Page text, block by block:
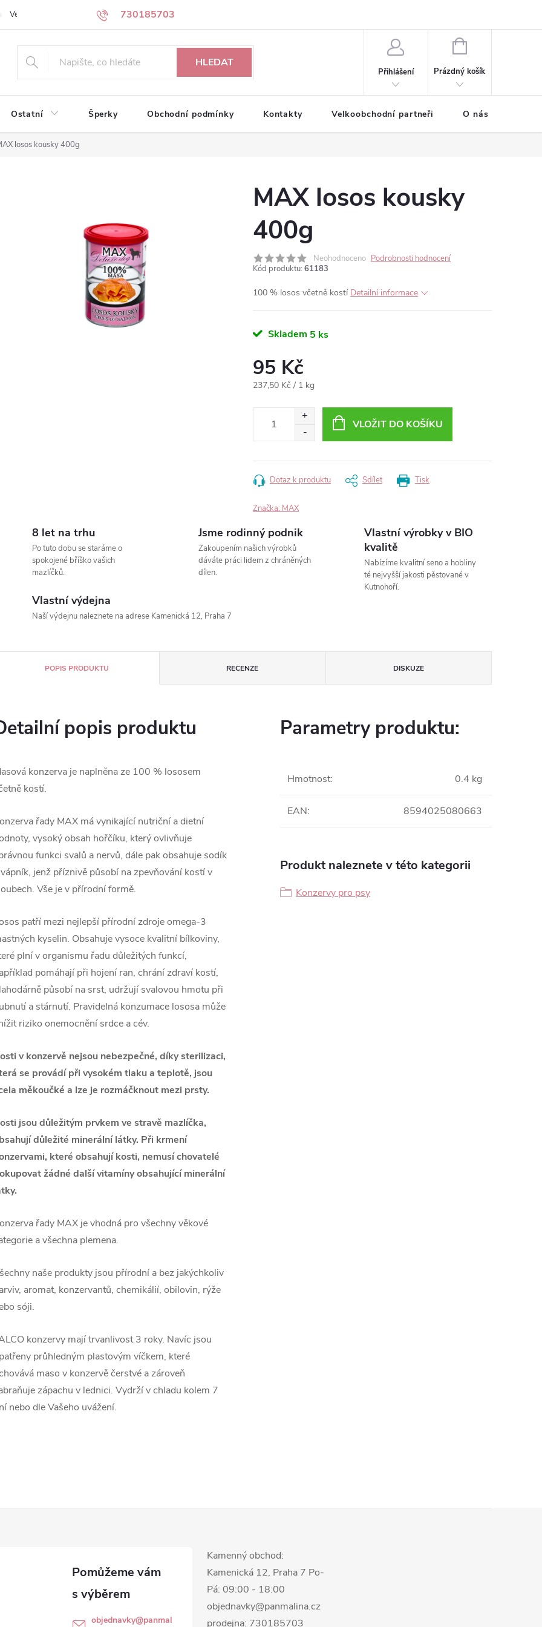
730185703
Velkoobchodní partneři Kontakty
HLEDAT
Přihlášení
NÁKUPNÍ
Prázdný košík
Ostatní Šperky Obchodní podmínky Kontakty Velkoobchodní partneři O nás
losos kousky 400g
MAX losos kousky
400g
Neohodnoceno Podrobnosti hodnocení
Kód produktu: 61183
100 % losos včetně kostí Detailní informace
Skladem 5 ks
95 Kč
Měrná
237,50 Kč / 1 kg
VLOŽIT DO KOŠÍKU
Tisk
Dotaz k produktu Sdílet
Značka: MAX
8 let na trhu
Po tuto dobu se staráme o
spokojené bříško vašich
mazlíčků.
Jsme rodinný podnik
Zakoupením našich výrobků
dáváte práci lidem z chráněných
dílen.
Vlastní výrobky v BIO
kvalitě
Nabízíme kvalitní seno a hobliny
té nejvyšší jakosti pěstované v
Kutnohoří.
Vlastní výdejna
Naší výdejnu naleznete na adrese Kamenická 12, Praha 7
POPIS PRODUKTU RECENZE DISKUZE
popis produktu
konzerva je naplněna ze 100 % lososem
kostí.
řady MAX má vynikající nutriční a dietní
vysoký obsah hořčíku, který ovlivňuje
funkci svalů a nervů, dále pak obsahuje sodík
jenž příznivě působí na zpevňování kostí v
Vše je v přírodní formě.
patří mezi nejlepší přírodní zdroje omega-3
kyselin. Obsahuje vysoce kvalitní bílkoviny,
plní v organismu řadu důležitých funkcí,
pomáhají při hojení ran, chrání zdraví kostí,
působí na srst, udržují svalovou hmotu při
a stárnutí. Pravidelná konzumace lososa může
riziko onemocnění srdce a cév.
v konzervě nejsou nebezpečné, díky sterilizaci,
se provádí při vysokém tlaku a teplotě, jsou
měkoučké a lze je rozmáčknout mezi prsty.
jsou důležitým prvkem ve stravě mazlíčka,
důležité minerální látky. Při krmení
které obsahují kosti, nemusí chovatelé
žádné další vitamíny obsahující minerální
řady MAX je vhodná pro všechny věkové
a všechna plemena.
naše produkty jsou přírodní a bez jakýchkoliv
aromat, konzervantů, chemikálií, obilovin, rýže
sóji.
konzervy mají trvanlivost 3 roky. Navíc jsou
průhledným plastovým víčkem, které
maso v konzervě čerstvé a zároveň
zápachu v lednici. Vydrží v chladu kolem 7
nebo dle Vašeho uvážení.
Parametry produktu:
Hmotnost: 0.4 kg
EAN: 8594025080663
Produkt naleznete v této kategorii
Konzervy pro psy
objednavky@panmal
Kamenný obchod:
Kamenická 12, Praha 7 Po-
Pá: 09:00 - 18:00
objednavky@panmalina.cz
prodejna: 730185703